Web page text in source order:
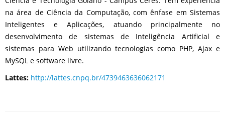
na área de Ciência da Computação, com ênfase em Sistemas
Inteligentes e Aplicações, atuando principalmente no
desenvolvimento de sistemas de Inteligência Artificial e
sistemas para Web utilizando tecnologias como PHP, Ajax e
MySQL e software livre.
Lattes: http://lattes.cnpq.br/4739463636062171